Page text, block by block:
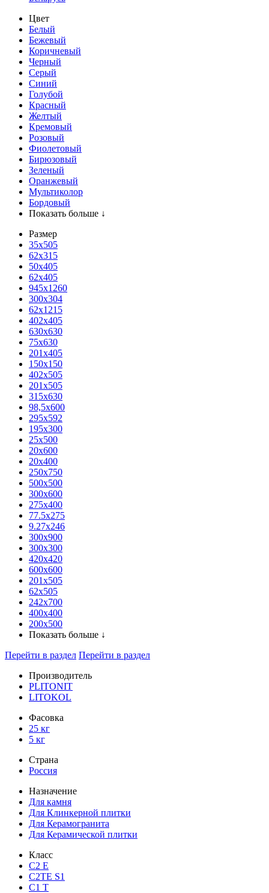
Цвет
Белый
Бежевый
Коричневый
Черный
Серый
Синий
Голубой
Красный
Желтый
Кремовый
Розовый
Фиолетовый
Бирюзовый
Зеленый
Оранжевый
Мультиколор
Бордовый
Показать больше ↓
Размер
35х505
62x315
50x405
62х405
945x1260
300x304
62x1215
402x405
630x630
75x630
201x405
150x150
402x505
201x505
315x630
98,5х600
295x592
195х300
25x500
20х600
20х400
250x750
500x500
300x600
275x400
77.5х275
9.27x246
300x900
300x300
420х420
600х600
201х505
62х505
242х700
400х400
200х500
Показать больше ↓
Перейти в раздел Перейти в раздел
Производитель
PLITONIT
LITOKOL
Фасовка
25 кг
5 кг
Страна
Россия
Назначение
Для камня
Для Клинкерной плитки
Для Керамогранита
Для Керамической плитки
Класс
С2 Е
C2TE S1
C1 T